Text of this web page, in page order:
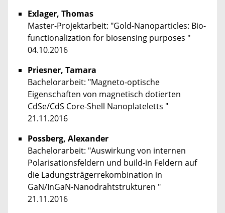
Exlager, Thomas
Master-Projektarbeit: "Gold-Nanoparticles: Bio-
functionalization for biosensing purposes "
04.10.2016
Priesner, Tamara
Bachelorarbeit: "Magneto-optische
Eigenschaften von magnetisch dotierten
CdSe/CdS Core-Shell Nanoplateletts "
21.11.2016
Possberg, Alexander
Bachelorarbeit: "Auswirkung von internen
Polarisationsfeldern und build-in Feldern auf
die Ladungsträgerrekombination in
GaN/InGaN-Nanodrahtstrukturen "
21.11.2016